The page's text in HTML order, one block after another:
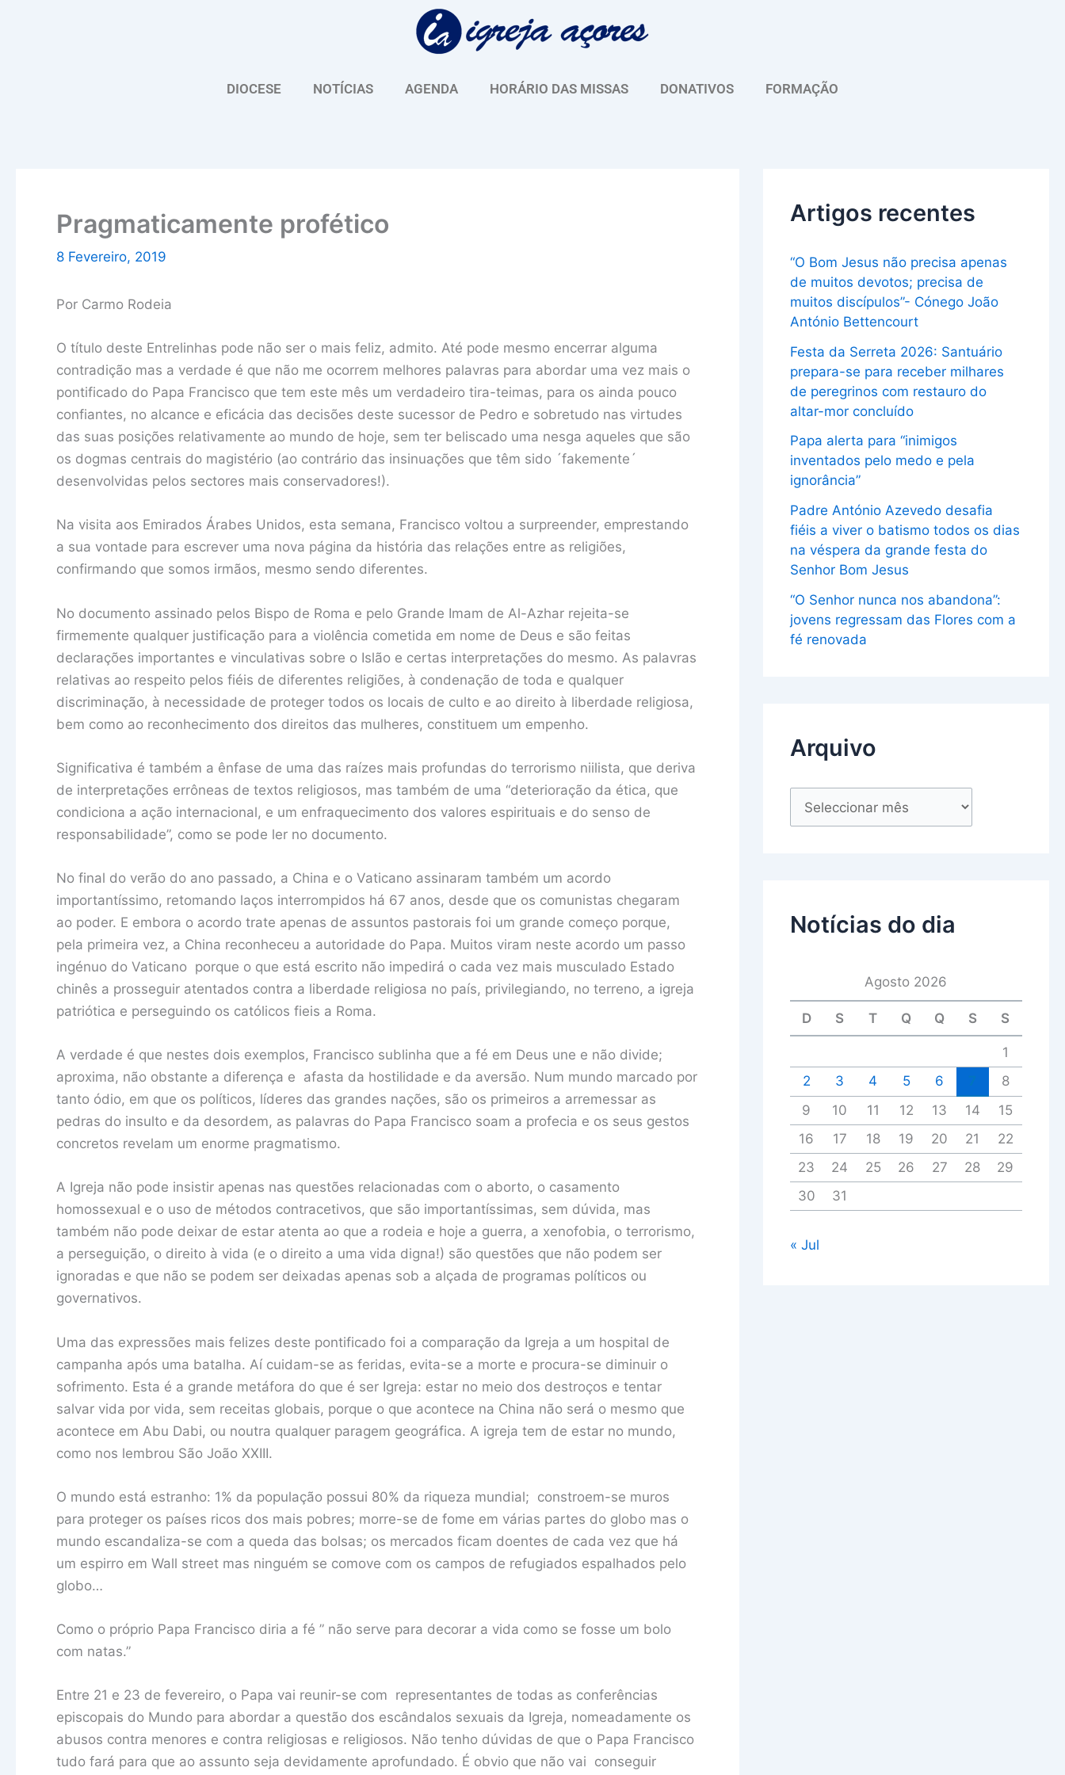
DIOCESE NOTÍCIAS AGENDA HORÁRIO DAS MISSAS DONATIVOS FORMAÇÃO
Pragmaticamente profético
8 Fevereiro, 2019
Por Carmo Rodeia
O título deste Entrelinhas pode não ser o mais feliz, admito. Até pode mesmo encerrar alguma
contradição mas a verdade é que não me ocorrem melhores palavras para abordar uma vez mais o
pontificado do Papa Francisco que tem este mês um verdadeiro tira-teimas, para os ainda pouco
confiantes, no alcance e eficácia das decisões deste sucessor de Pedro e sobretudo nas virtudes
das suas posições relativamente ao mundo de hoje, sem ter beliscado uma nesga aqueles que são
os dogmas centrais do magistério (ao contrário das insinuações que têm sido ´fakemente´
desenvolvidas pelos sectores mais conservadores!).
Na visita aos Emirados Árabes Unidos, esta semana, Francisco voltou a surpreender, emprestando
a sua vontade para escrever uma nova página da história das relações entre as religiões,
confirmando que somos irmãos, mesmo sendo diferentes.
No documento assinado pelos Bispo de Roma e pelo Grande Imam de Al-Azhar rejeita-se
firmemente qualquer justificação para a violência cometida em nome de Deus e são feitas
declarações importantes e vinculativas sobre o Islão e certas interpretações do mesmo. As palavras
relativas ao respeito pelos fiéis de diferentes religiões, à condenação de toda e qualquer
discriminação, à necessidade de proteger todos os locais de culto e ao direito à liberdade religiosa,
bem como ao reconhecimento dos direitos das mulheres, constituem um empenho.
Significativa é também a ênfase de uma das raízes mais profundas do terrorismo niilista, que deriva
de interpretações errôneas de textos religiosos, mas também de uma “deterioração da ética, que
condiciona a ação internacional, e um enfraquecimento dos valores espirituais e do senso de
responsabilidade”, como se pode ler no documento.
No final do verão do ano passado, a China e o Vaticano assinaram também um acordo
importantíssimo, retomando laços interrompidos há 67 anos, desde que os comunistas chegaram
ao poder. E embora o acordo trate apenas de assuntos pastorais foi um grande começo porque,
pela primeira vez, a China reconheceu a autoridade do Papa. Muitos viram neste acordo um passo
ingénuo do Vaticano porque o que está escrito não impedirá o cada vez mais musculado Estado
chinês a prosseguir atentados contra a liberdade religiosa no país, privilegiando, no terreno, a igreja
patriótica e perseguindo os católicos fieis a Roma.
A verdade é que nestes dois exemplos, Francisco sublinha que a fé em Deus une e não divide;
aproxima, não obstante a diferença e afasta da hostilidade e da aversão. Num mundo marcado por
tanto ódio, em que os políticos, líderes das grandes nações, são os primeiros a arremessar as
pedras do insulto e da desordem, as palavras do Papa Francisco soam a profecia e os seus gestos
concretos revelam um enorme pragmatismo.
A Igreja não pode insistir apenas nas questões relacionadas com o aborto, o casamento
homossexual e o uso de métodos contracetivos, que são importantíssimas, sem dúvida, mas
também não pode deixar de estar atenta ao que a rodeia e hoje a guerra, a xenofobia, o terrorismo,
a perseguição, o direito à vida (e o direito a uma vida digna!) são questões que não podem ser
ignoradas e que não se podem ser deixadas apenas sob a alçada de programas políticos ou
governativos.
Uma das expressões mais felizes deste pontificado foi a comparação da Igreja a um hospital de
campanha após uma batalha. Aí cuidam-se as feridas, evita-se a morte e procura-se diminuir o
sofrimento. Esta é a grande metáfora do que é ser Igreja: estar no meio dos destroços e tentar
salvar vida por vida, sem receitas globais, porque o que acontece na China não será o mesmo que
acontece em Abu Dabi, ou noutra qualquer paragem geográfica. A igreja tem de estar no mundo,
como nos lembrou São João XXIII.
O mundo está estranho: 1% da população possui 80% da riqueza mundial; constroem-se muros
para proteger os países ricos dos mais pobres; morre-se de fome em várias partes do globo mas o
mundo escandaliza-se com a queda das bolsas; os mercados ficam doentes de cada vez que há
um espirro em Wall street mas ninguém se comove com os campos de refugiados espalhados pelo
globo…
Como o próprio Papa Francisco diria a fé ” não serve para decorar a vida como se fosse um bolo
com natas.”
Entre 21 e 23 de fevereiro, o Papa vai reunir-se com representantes de todas as conferências
episcopais do Mundo para abordar a questão dos escândalos sexuais da Igreja, nomeadamente os
abusos contra menores e contra religiosas e religiosos. Não tenho dúvidas de que o Papa Francisco
tudo fará para que ao assunto seja devidamente aprofundado. É obvio que não vai conseguir
Artigos recentes
“O Bom Jesus não precisa apenas
de muitos devotos; precisa de
muitos discípulos”- Cónego João
António Bettencourt
Festa da Serreta 2026: Santuário
prepara-se para receber milhares
de peregrinos com restauro do
altar-mor concluído
Papa alerta para “inimigos
inventados pelo medo e pela
ignorância”
Padre António Azevedo desafia
fiéis a viver o batismo todos os dias
na véspera da grande festa do
Senhor Bom Jesus
“O Senhor nunca nos abandona”:
jovens regressam das Flores com a
fé renovada
Arquivo
u
Notícias do dia
Agosto 2026
D S T Q Q S S
1
2
3 4 5 6
8
9
10 11 12 13 14
15
16
17 18 19 20 21
22
23
24 25 26 27 28
29
30
31
« Jul